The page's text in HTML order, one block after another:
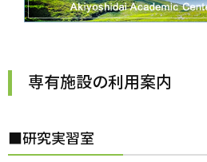
専有施設の利用案内
■研究実習室